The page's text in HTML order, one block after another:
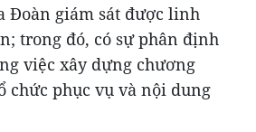
Đoàn giám sát được linh
trong đó, có sự phân định
việc xây dựng chương
chức phục vụ và nội dung